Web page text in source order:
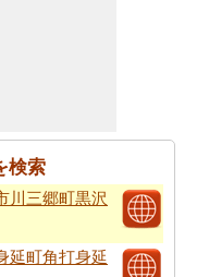
検索
川三郷町黒沢
延町角打身延